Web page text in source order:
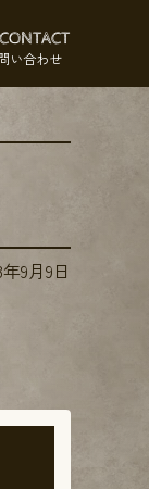
CONTACT
い合わせ
9月9日